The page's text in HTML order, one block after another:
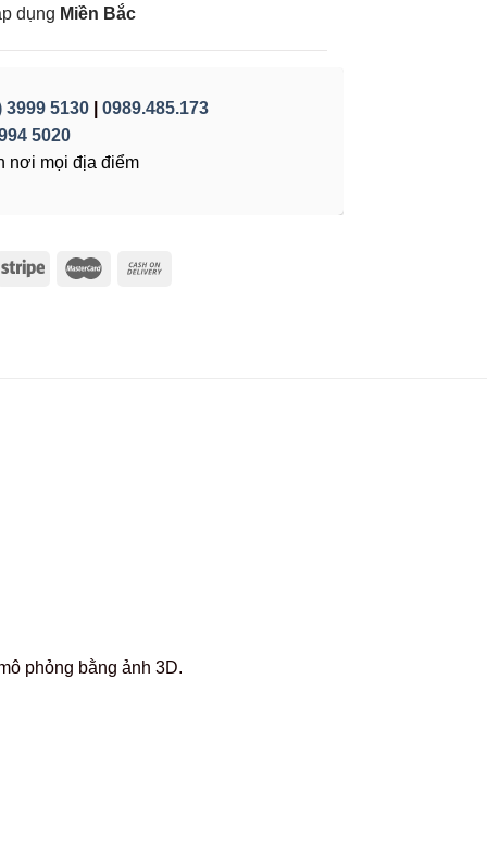
dụng Miền Bắc
3999 5130
0989.485.173
5020
nơi mọi địa điểm
phỏng bằng ảnh 3D.